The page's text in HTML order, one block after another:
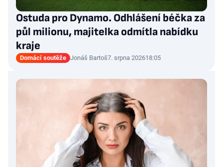
Ostuda pro Dynamo. Odhlášení béčka za
půl milionu, majitelka odmítla nabídku
kraje
Domácí soutěže Jonáš Bartoš7. srpna 202618:05